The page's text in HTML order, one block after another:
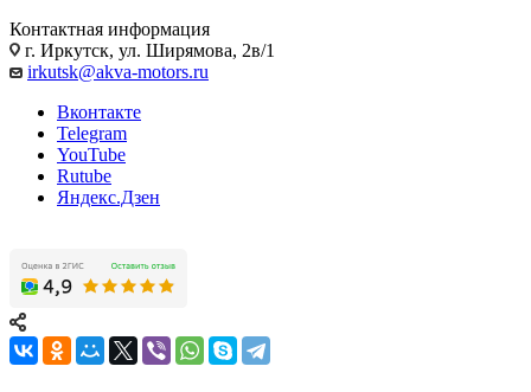
Контактная информация
г. Иркутск, ул. Ширямова, 2в/1
irkutsk@akva-motors.ru
Вконтакте
Telegram
YouTube
Rutube
Яндекс.Дзен